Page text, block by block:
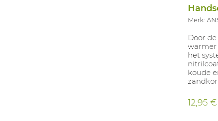
Merk:
Door
warmer
het
koude
voor
acryl
12,95 €